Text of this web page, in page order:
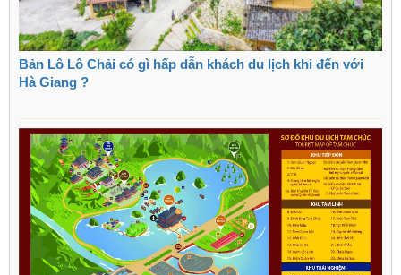
Bản Lô Lô Chải có gì hấp dẫn khách du lịch khi đến với
Hà Giang ?